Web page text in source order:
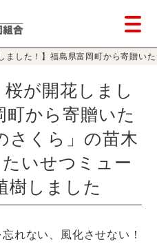
ました！】福島県富岡町から寄贈い
が開花しまし
町から寄贈いた
さくら」の苗木
いせつミュー
樹しました
れない、風化させない！